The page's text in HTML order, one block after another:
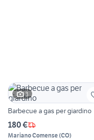
3
Barbecue a gas per giardino
180 €
Mariano Comense(CO)